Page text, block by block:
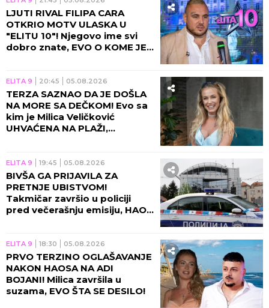
LJUTI RIVAL FILIPA CARA
OTKRIO MOTV ULASKA U
"ELITU 10"! Njegovo ime svi
dobro znate, EVO O KOME JE
ELITA 9 20:45 05.08.2026
TERZA SAZNAO DA JE DOŠLA
NA MORE SA DEČKOM! Evo sa
kim je Milica Veličković
UHVAĆENA NA PLAŽI,
ELITA 9 19:45 05.08.2026
BIVŠA GA PRIJAVILA ZA
PRETNJE UBISTVOM!
Takmičar završio u policiji
pred večerašnju emisiju, HAOS
ELITA 9 18:30 05.08.2026
PRVO TERZINO OGLAŠAVANJE
NAKON HAOSA NA ADI
BOJANI! Milica završila u
suzama, EVO ŠTA SE DESILO!